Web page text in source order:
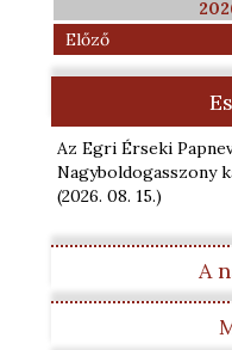
Előző
Az Egri Érseki
Nagyboldogasszony
(2026. 08. 15.)
A